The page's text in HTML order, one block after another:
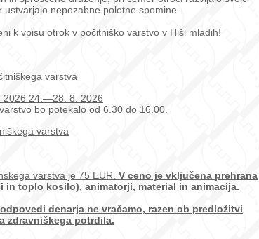
ustvarjajo nepozabne poletne spomine.
k vpisu otrok v počitniško varstvo v Hiši mladih!
varstva
24.—28. 8. 2026
bo potekalo od 6.30 do 16.00.
varstva
varstva je 75 EUR. V ceno je vključena prehrana
in toplo kosilo), animatorji, material in animacija.
denarja ne vračamo, razen ob predložitvi
zdravniškega potrdila.